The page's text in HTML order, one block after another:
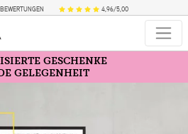
4,96/5,00
GESCHENKE
GELEGENHEIT